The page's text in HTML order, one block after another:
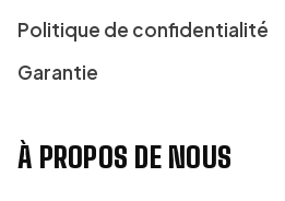
Politique de confidentialité
Garantie
À PROPOS DE NOUS